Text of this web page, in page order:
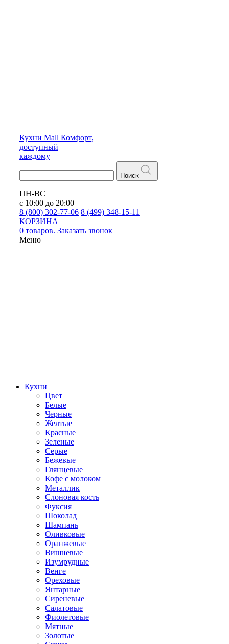
Кухни Mall Комфорт,
доступный
каждому
Поиск
ПН-ВС
с 10:00 до 20:00
8 (800) 302-77-06 8 (499) 348-15-11
КОРЗИНА
0 товаров. Заказать звонок
Меню
Кухни
Цвет
Белые
Черные
Желтые
Красные
Зеленые
Серые
Бежевые
Глянцевые
Кофе с молоком
Металлик
Слоновая кость
Фуксия
Шоколад
Шампань
Оливковые
Оранжевые
Вишневые
Изумрудные
Венге
Ореховые
Янтарные
Сиреневые
Салатовые
Фиолетовые
Мятные
Золотые